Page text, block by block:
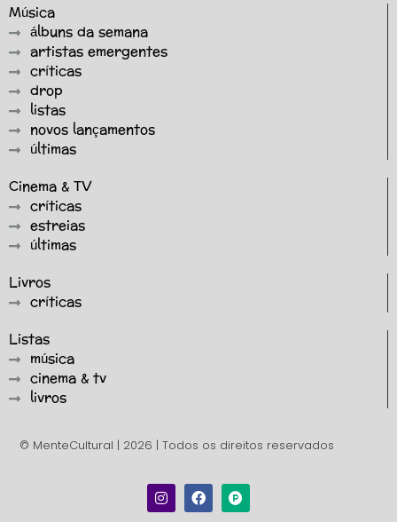
Música
álbuns da semana
artistas emergentes
críticas
drop
listas
novos lançamentos
últimas
Cinema & TV
críticas
estreias
últimas
Livros
críticas
Listas
música
cinema & tv
livros
© MenteCultural | 2026 | Todos os direitos reservados